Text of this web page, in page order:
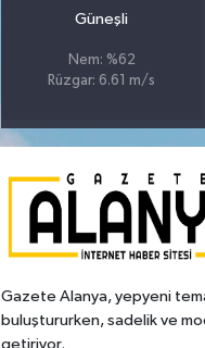
Güneşli
Nem: %62
Rüzgar: 6.61 m/s
Gazete Alanya, yepyeni
buluştururken, sadelik ve
getiriyor.